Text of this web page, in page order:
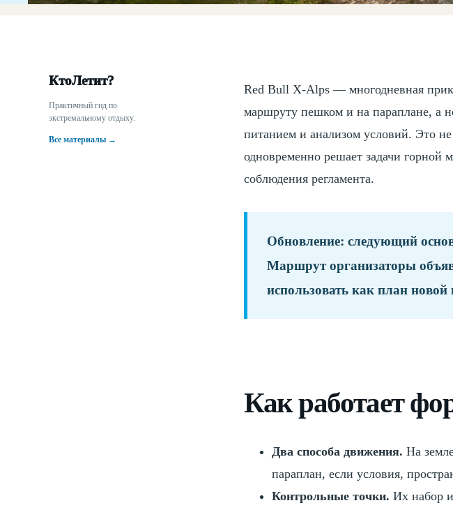
КтоЛетит?
Практичный гид по
экстремальному отдыху.
Все материалы →
Red Bull X-Alps — многодневная
маршруту пешком и на параплане, а
питанием и анализом условий. Это
одновременно решает задачи горной
соблюдения регламента.
Обновление: следующий
Маршрут организаторы
использовать как план новой
Как работает
Два способа движения. На
параплан, если условия,
Контрольные точки. Их набор